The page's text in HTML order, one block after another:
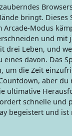
bringt. Dieses
Modus
und mit
drei Leben, und
davon. Das
um die Zeit
aber
ultimative
schnelle und
begeistert und